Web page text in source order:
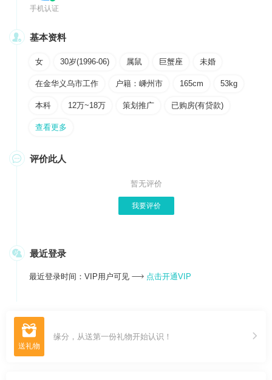
手机认证
 基本资料
女 30岁(1996-06) 属鼠 巨蟹座 未婚
在金华义乌市工作 户籍：嵊州市 165cm 53kg
本科 12万~18万 策划推广 已购房(有贷款)
查看更多
 评价此人
暂无评价
我要评价
 最近登录
最近登录时间：VIP用户可见  点击开通VIP
 缘分，从送第一份礼物开始认识！